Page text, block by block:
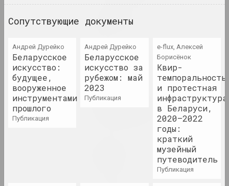
1940
Past Garden
2023. персональная выставка
Pattern, the Grid, and
2023. зарубежное событие, масштабная выставка, групповой проект
Pixel. От точки к цифровому
Сопутствующие документы
Андрей Дурейко
Беларусское
искусство:
будущее,
вооруженное
инструментами
прошлого
публикация
Андрей Дурейко
Беларусское
искусство за
рубежом: май
2023
публикация
e-flux, Алексей
Борисёнок
Квир-
темпоральность
и протестная
инфраструктура
в Беларуси,
2020–2022
годы:
краткий
музейный
путеводитель
публикация